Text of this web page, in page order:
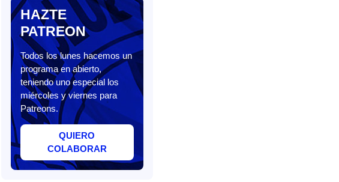
HAZTE
PATREON
Todos los lunes hacemos un
programa en abierto,
teniendo uno especial los
miércoles y viernes para
Patreons.
QUIERO
COLABORAR